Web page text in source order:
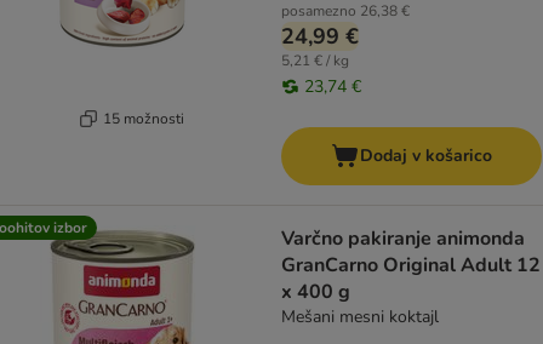
15 možnosti
posamezno 26,38 €
24,99 €
5,21 € / kg
23,74 €
Dodaj v košarico
izbor
Varčno pakiranje animonda
GranCarno Original Adult 12
x 400 g
Mešani mesni koktajl